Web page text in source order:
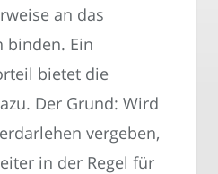
an das
binden. Ein
bietet die
Der Grund: Wird
vergeben,
in der Regel für